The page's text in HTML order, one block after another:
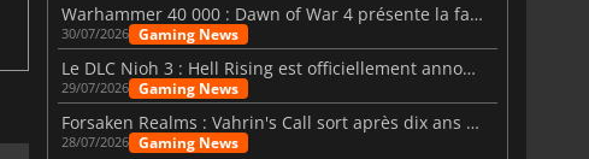
Warhammer 40 000 : Dawn of War 4 présente la faction des Nécrons
30/07/2026 Gaming News
Le DLC Nioh 3 : Hell Rising est officiellement annoncé
29/07/2026 Gaming News
Forsaken Realms : Vahrin's Call sort après dix ans de développement
28/07/2026 Gaming News